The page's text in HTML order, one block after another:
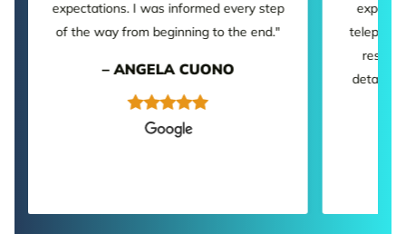
expectations. I was informed every step
of the way from beginning to the end."
– ANGELA CUONO
detailed.